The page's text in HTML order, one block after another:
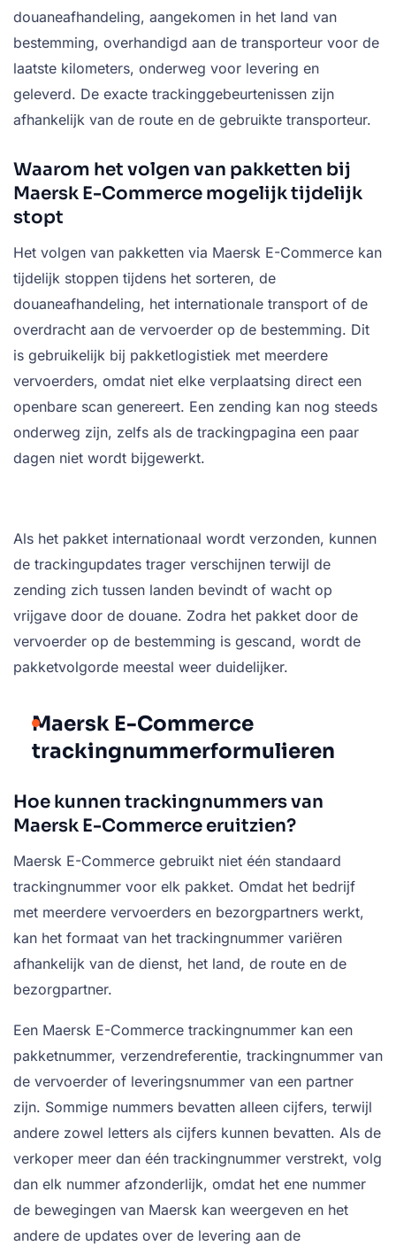
douaneafhandeling, aangekomen in het land van
bestemming, overhandigd aan de transporteur voor de
laatste kilometers, onderweg voor levering en
geleverd. De exacte trackinggebeurtenissen zijn
afhankelijk van de route en de gebruikte transporteur.
Waarom het volgen van pakketten bij
Maersk E-Commerce mogelijk tijdelijk
stopt
Het volgen van pakketten via Maersk E-Commerce kan
tijdelijk stoppen tijdens het sorteren, de
douaneafhandeling, het internationale transport of de
overdracht aan de vervoerder op de bestemming. Dit
is gebruikelijk bij pakketlogistiek met meerdere
vervoerders, omdat niet elke verplaatsing direct een
openbare scan genereert. Een zending kan nog steeds
onderweg zijn, zelfs als de trackingpagina een paar
dagen niet wordt bijgewerkt.
Als het pakket internationaal wordt verzonden, kunnen
de trackingupdates trager verschijnen terwijl de
zending zich tussen landen bevindt of wacht op
vrijgave door de douane. Zodra het pakket door de
vervoerder op de bestemming is gescand, wordt de
pakketvolgorde meestal weer duidelijker.
Maersk E-Commerce
trackingnummerformulieren
Hoe kunnen trackingnummers van
Maersk E-Commerce eruitzien?
Maersk E-Commerce gebruikt niet één standaard
trackingnummer voor elk pakket. Omdat het bedrijf
met meerdere vervoerders en bezorgpartners werkt,
kan het formaat van het trackingnummer variëren
afhankelijk van de dienst, het land, de route en de
bezorgpartner.
Een Maersk E-Commerce trackingnummer kan een
pakketnummer, verzendreferentie, trackingnummer van
de vervoerder of leveringsnummer van een partner
zijn. Sommige nummers bevatten alleen cijfers, terwijl
andere zowel letters als cijfers kunnen bevatten. Als de
verkoper meer dan één trackingnummer verstrekt, volg
dan elk nummer afzonderlijk, omdat het ene nummer
de bewegingen van Maersk kan weergeven en het
andere de updates over de levering aan de